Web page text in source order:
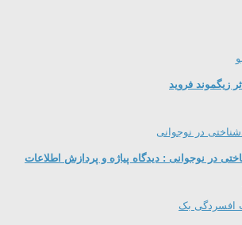
زیگموند فروید
در نوجوانی : دیدگاه پیاژه و پردازش اطلاعات